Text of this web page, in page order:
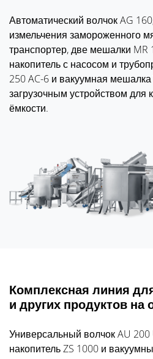
Автоматический волчок AG
измельчения замороженного
транспортер, две мешалки MR
накопитель с насосом и
250 AC-6 и вакуумная мешалка
загрузочным устройством для
ёмкости.
Комплексная линия
и других продуктов на
Универсальный волчок AU
накопитель ZS 1000 и